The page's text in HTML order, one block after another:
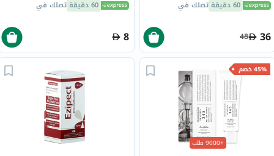
لمحاربة التعب، 30 كبسولة
60 دقيقة تصلك في
36
48
60 دقيقة تصلك في
8
45% خصم
+9000 طلب